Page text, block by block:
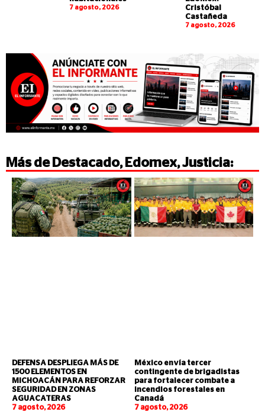
7 agosto, 2026
Cristóbal
Castañeda
7 agosto, 2026
Más de Destacado, Edomex,Justicia:
DEFENSA DESPLIEGA MÁS DE
1500 ELEMENTOS EN
MICHOACÁN PARA REFORZAR
SEGURIDAD EN ZONAS
AGUACATERAS
7 agosto, 2026
México envía tercer
contingente de brigadistas
para fortalecer combate a
incendios forestales en
Canadá
7 agosto, 2026